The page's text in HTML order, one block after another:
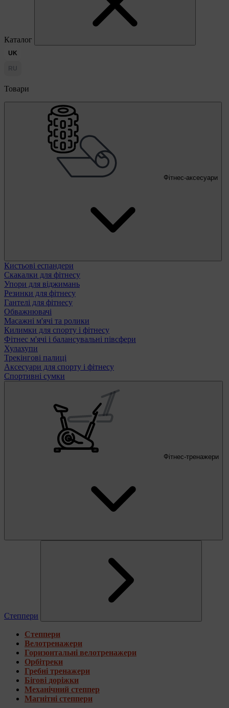
Каталог
UK
RU
Товари
Фітнес-аксесуари
Кистьові еспандери
Скакалки для фітнесу
Упори для віджимань
Резинки для фітнесу
Гантелі для фітнесу
Обважнювачі
Масажні м'ячі та ролики
Килимки для спорту і фітнесу
Фітнес м'ячі і балансувальні півсфери
Хулахупи
Трекінгові палиці
Аксесуари для спорту і фітнесу
Спортивні сумки
Фітнес-тренажери
Степпери
Степпери
Велотренажери
Горизонтальні велотренажери
Орбітреки
Гребні тренажери
Бігові доріжки
Механічний степпер
Магнітні степпери